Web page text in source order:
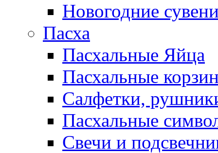
Новогодние
Пасха
Пасхальные Яйца
Пасхальные
Салфетки,
Пасхальные
Свечи и